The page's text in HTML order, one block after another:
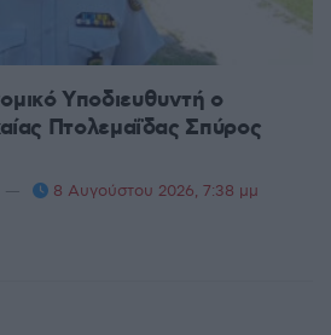
Υποδιευθυντή ο
Πτολεμαΐδας Σπύρος
8 Αυγούστου 2026, 7:38 μμ